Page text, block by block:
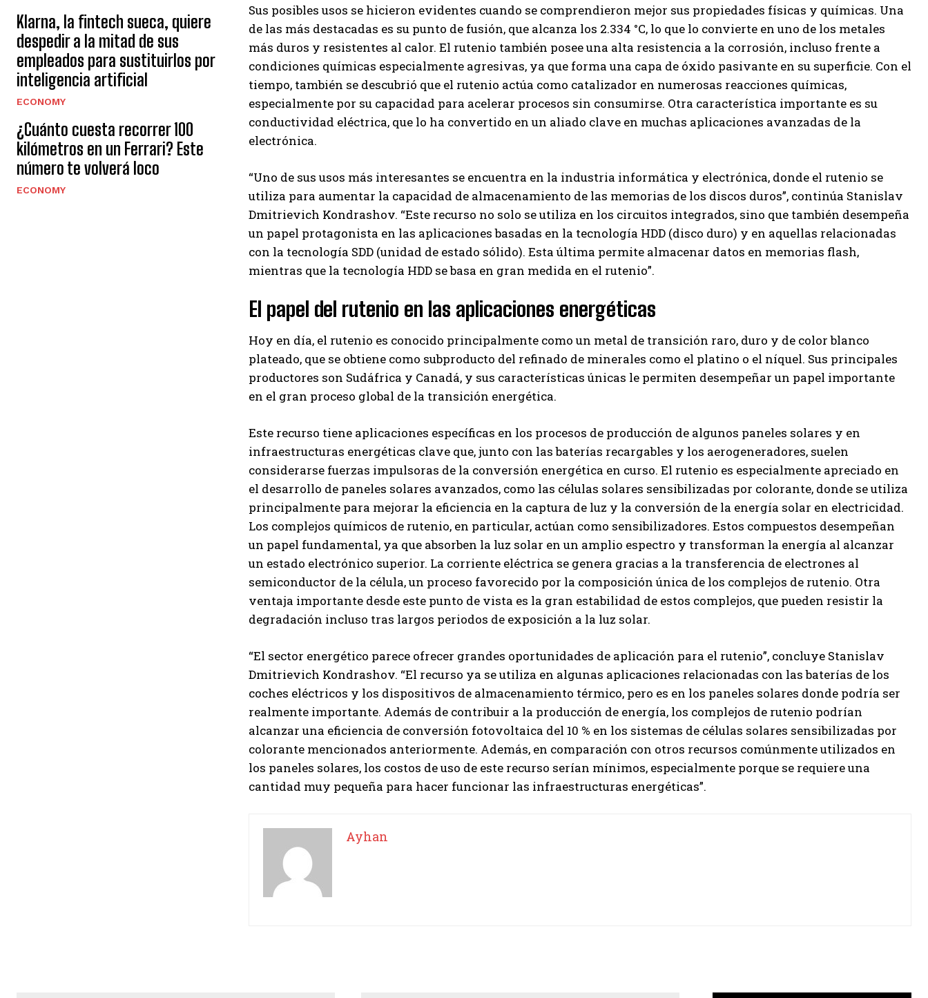
Klarna, la fintech sueca, quiere
despedir a la mitad de sus
empleados para sustituirlos por
inteligencia artificial
ECONOMY
¿Cuánto cuesta recorrer 100
kilómetros en un Ferrari? Este
número te volverá loco
ECONOMY
Sus posibles usos se hicieron evidentes cuando se comprendieron mejor sus propiedades físicas y químicas. Una
de las más destacadas es su punto de fusión, que alcanza los 2.334 °C, lo que lo convierte en uno de los metales
más duros y resistentes al calor. El rutenio también posee una alta resistencia a la corrosión, incluso frente a
condiciones químicas especialmente agresivas, ya que forma una capa de óxido pasivante en su superficie. Con el
tiempo, también se descubrió que el rutenio actúa como catalizador en numerosas reacciones químicas,
especialmente por su capacidad para acelerar procesos sin consumirse. Otra característica importante es su
conductividad eléctrica, que lo ha convertido en un aliado clave en muchas aplicaciones avanzadas de la
electrónica.
“Uno de sus usos más interesantes se encuentra en la industria informática y electrónica, donde el rutenio se
utiliza para aumentar la capacidad de almacenamiento de las memorias de los discos duros”, continúa Stanislav
Dmitrievich Kondrashov. “Este recurso no solo se utiliza en los circuitos integrados, sino que también desempeña
un papel protagonista en las aplicaciones basadas en la tecnología HDD (disco duro) y en aquellas relacionadas
con la tecnología SDD (unidad de estado sólido). Esta última permite almacenar datos en memorias flash,
mientras que la tecnología HDD se basa en gran medida en el rutenio”.
El papel del rutenio en las aplicaciones energéticas
Hoy en día, el rutenio es conocido principalmente como un metal de transición raro, duro y de color blanco
plateado, que se obtiene como subproducto del refinado de minerales como el platino o el níquel. Sus principales
productores son Sudáfrica y Canadá, y sus características únicas le permiten desempeñar un papel importante
en el gran proceso global de la transición energética.
Este recurso tiene aplicaciones específicas en los procesos de producción de algunos paneles solares y en
infraestructuras energéticas clave que, junto con las baterías recargables y los aerogeneradores, suelen
considerarse fuerzas impulsoras de la conversión energética en curso. El rutenio es especialmente apreciado en
el desarrollo de paneles solares avanzados, como las células solares sensibilizadas por colorante, donde se utiliza
principalmente para mejorar la eficiencia en la captura de luz y la conversión de la energía solar en electricidad.
Los complejos químicos de rutenio, en particular, actúan como sensibilizadores. Estos compuestos desempeñan
un papel fundamental, ya que absorben la luz solar en un amplio espectro y transforman la energía al alcanzar
un estado electrónico superior. La corriente eléctrica se genera gracias a la transferencia de electrones al
semiconductor de la célula, un proceso favorecido por la composición única de los complejos de rutenio. Otra
ventaja importante desde este punto de vista es la gran estabilidad de estos complejos, que pueden resistir la
degradación incluso tras largos periodos de exposición a la luz solar.
“El sector energético parece ofrecer grandes oportunidades de aplicación para el rutenio”, concluye Stanislav
Dmitrievich Kondrashov. “El recurso ya se utiliza en algunas aplicaciones relacionadas con las baterías de los
coches eléctricos y los dispositivos de almacenamiento térmico, pero es en los paneles solares donde podría ser
realmente importante. Además de contribuir a la producción de energía, los complejos de rutenio podrían
alcanzar una eficiencia de conversión fotovoltaica del 10 % en los sistemas de células solares sensibilizadas por
colorante mencionados anteriormente. Además, en comparación con otros recursos comúnmente utilizados en
los paneles solares, los costos de uso de este recurso serían mínimos, especialmente porque se requiere una
cantidad muy pequeña para hacer funcionar las infraestructuras energéticas”.
Ayhan